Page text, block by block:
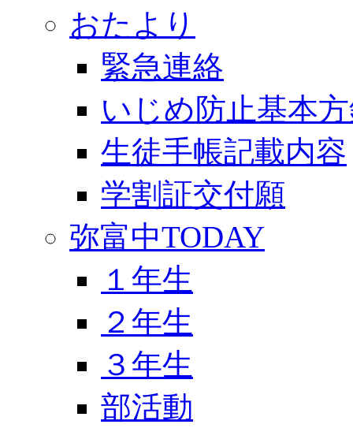
おたより
緊急連絡
いじめ防止基本
生徒手帳記載内容
学割証交付願
弥富中TODAY
１年生
２年生
３年生
部活動